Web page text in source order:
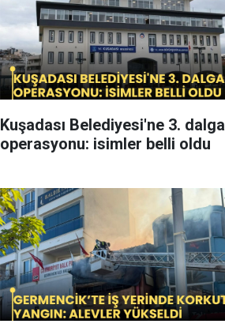
Kuşadası Belediyesi'ne 3. dalga
operasyonu: isimler belli oldu